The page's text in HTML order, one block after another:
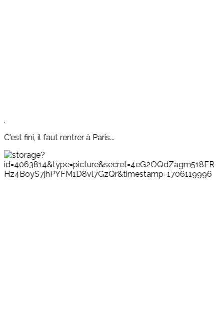
.
C'est fini, il faut rentrer à Paris...